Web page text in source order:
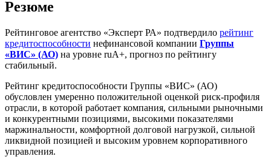
Резюме
Рейтинговое агентство «Эксперт РА» подтвердило рейтинг
кредитоспособности нефинансовой компании Группы
«ВИС» (АО) на уровне ruA+, прогноз по рейтингу
стабильный.
Рейтинг кредитоспособности Группы «ВИС» (АО)
обусловлен умеренно положительной оценкой риск-профиля
отрасли, в которой работает компания, сильными рыночными
и конкурентными позициями, высокими показателями
маржинальности, комфортной долговой нагрузкой, сильной
ликвидной позицией и высоким уровнем корпоративного
управления.